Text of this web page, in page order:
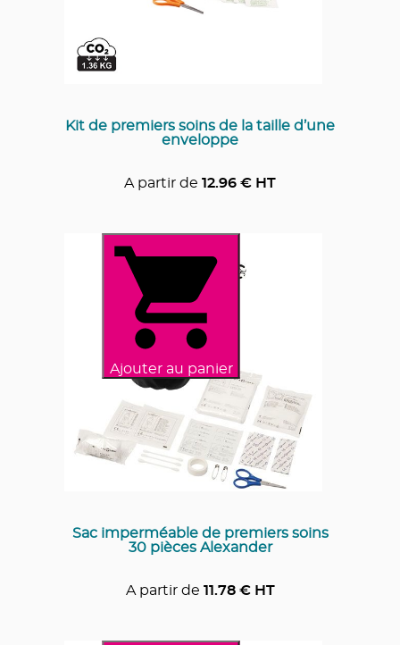
Kit de premiers soins de la taille d’une
enveloppe
A partir de 12.96 € HT
Ajouter au panier
Sac imperméable de premiers soins
30 pièces Alexander
A partir de 11.78€ HT